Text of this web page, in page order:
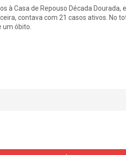
à Casa de Repouso Década
contava com 21 casos ativos. No
óbito.